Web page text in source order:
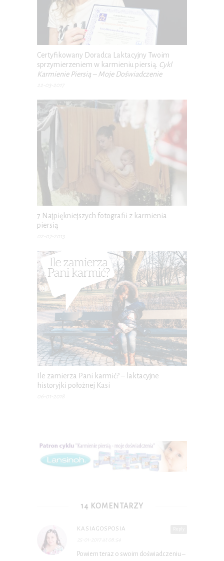
Certyfikowany Doradca Laktacyjny Twoim
sprzymierzeniem w karmieniu piersią. Cykl
Karmienie Piersią – Moje Doświadczenie
22-03-2017
7 Najpiękniejszych fotografii z karmienia
piersią
02-07-2013
Ile zamierza Pani karmić? – laktacyjne
historyjki położnej Kasi
06-01-2018
14 KOMENTARZY
KASIAGOSPOSIA
Powiem teraz o swoim doświadczeniu –